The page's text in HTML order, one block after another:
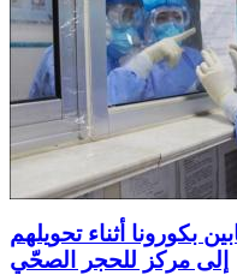
بكورونا أثناء تحويلهم
إلى مركز للحجر الصحّي